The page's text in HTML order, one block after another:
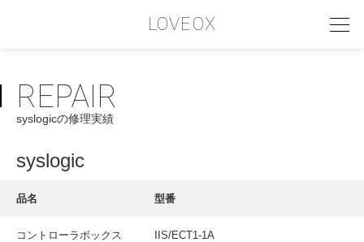
LOVEOX
PHILOSOPHY
フィロソフィー
COMPANY PROFILE
REPAIR
syslogicの修理実績
syslogic
品名 型番
コントローラボックス IIS/ECT1-1A